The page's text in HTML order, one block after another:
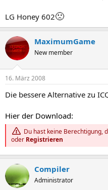
LG Honey 602🙁
MaximumGame
New member
16. März 2008
Die bessere Alternative zu
Hier der Download:
Du hast keine Berechtigung,
oder Registrieren
Compiler
Administrator